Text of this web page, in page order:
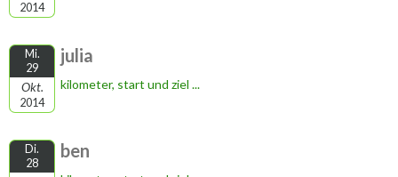
2014
Mi.
29
Okt.
2014
julia
kilometer, start und ziel ...
Di.
28
ben